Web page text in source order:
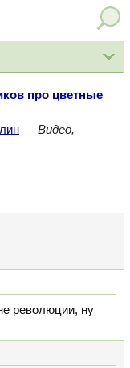
про цветные
— Видео,
революции, ну